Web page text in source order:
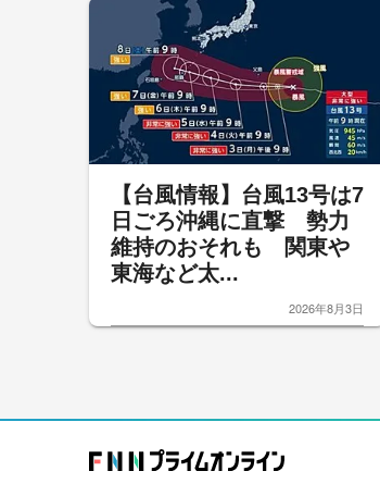
【台風情報】台風13号は7
日ごろ沖縄に直撃 勢力
維持のおそれも 関東や
東海など太...
2026年8月3日